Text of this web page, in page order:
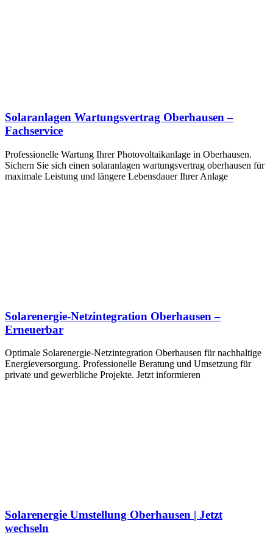
Solaranlagen Wartungsvertrag Oberhausen –
Fachservice
Professionelle Wartung Ihrer Photovoltaikanlage in Oberhausen.
Sichern Sie sich einen solaranlagen wartungsvertrag oberhausen für
maximale Leistung und längere Lebensdauer Ihrer Anlage
Solarenergie-Netzintegration Oberhausen –
Erneuerbar
Optimale Solarenergie-Netzintegration Oberhausen für nachhaltige
Energieversorgung. Professionelle Beratung und Umsetzung für
private und gewerbliche Projekte. Jetzt informieren
Solarenergie Umstellung Oberhausen | Jetzt
wechseln